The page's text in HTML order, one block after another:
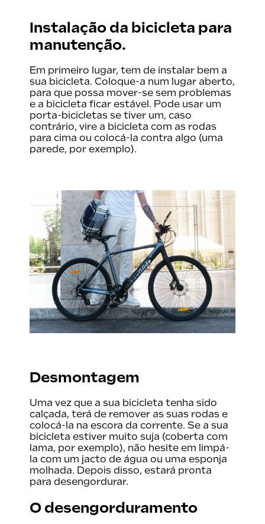
Instalação da bicicleta para
manutenção.
Em primeiro lugar, tem de instalar bem a
sua bicicleta. Coloque-a num lugar aberto,
para que possa mover-se sem problemas
e a bicicleta ficar estável. Pode usar um
porta-bicicletas se tiver um, caso
contrário, vire a bicicleta com as rodas
para cima ou colocá-la contra algo (uma
parede, por exemplo).
Desmontagem
Uma vez que a sua bicicleta tenha sido
calçada, terá de remover as suas rodas e
colocá-la na escora da corrente. Se a sua
bicicleta estiver muito suja (coberta com
lama, por exemplo), não hesite em limpá-
la com um jacto de água ou uma esponja
molhada. Depois disso, estará pronta
para desengordurar.
O desengorduramento